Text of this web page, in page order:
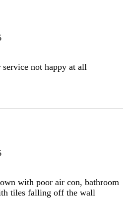
not happy at all
with poor air con, bathroom
tiles falling off the wall